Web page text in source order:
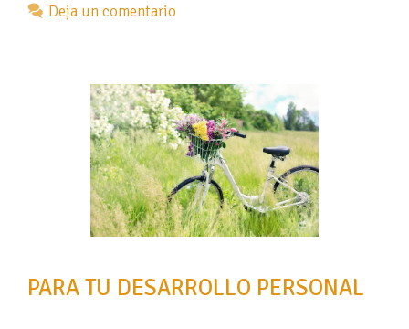
Deja un comentario
PARA TU DESARROLLO PERSONAL